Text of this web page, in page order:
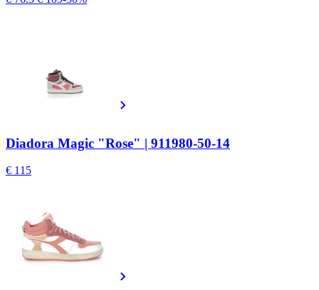
Diadora Magic "Rose" | 911980-50-14
€ 115